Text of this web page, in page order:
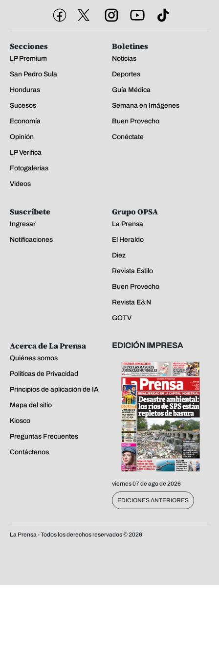
Secciones
LP Premium
San Pedro Sula
Honduras
Sucesos
Economía
Opinión
LP Verifica
Fotogalerías
Videos
Boletines
Noticias
Deportes
Guía Médica
Semana en Imágenes
Buen Provecho
Conéctate
Suscríbete
Ingresar
Notificaciones
Grupo OPSA
La Prensa
El Heraldo
Diez
Revista Estilo
Buen Provecho
Revista E&N
GOTV
Acerca de La Prensa
Quiénes somos
Políticas de Privacidad
Principios de aplicación de IA
Mapa del sitio
Kiosco
Preguntas Frecuentes
Contáctenos
EDICIÓN IMPRESA
viernes 07 de ago de 2026
EDICIONES ANTERIORES
La Prensa - Todos los derechos reservados ©2026